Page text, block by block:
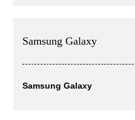
Samsung Galaxy
Samsung Galaxy